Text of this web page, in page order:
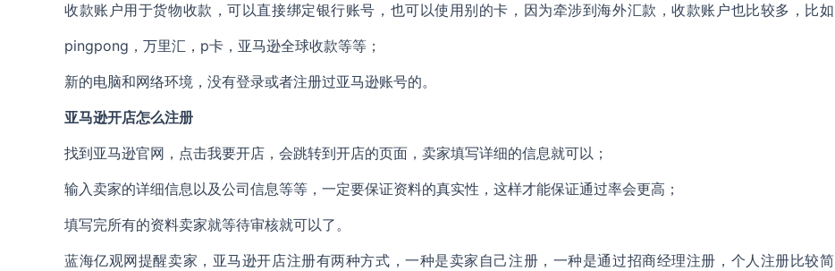
收款账户用于货物收款，可以直接绑定银行账号，也可以使用别的卡，因为牵涉到海外汇款，收款账户也比较多，比如
pingpong，万里汇，p卡，亚马逊全球收款等等；
新的电脑和网络环境，没有登录或者注册过亚马逊账号的。
亚马逊开店怎么注册
找到亚马逊官网，点击我要开店，会跳转到开店的页面，卖家填写详细的信息就可以；
输入卖家的详细信息以及公司信息等等，一定要保证资料的真实性，这样才能保证通过率会更高；
填写完所有的资料卖家就等待审核就可以了。
蓝海亿观网提醒卖家，亚马逊开店注册有两种方式，一种是卖家自己注册，一种是通过招商经理注册，个人注册比较简